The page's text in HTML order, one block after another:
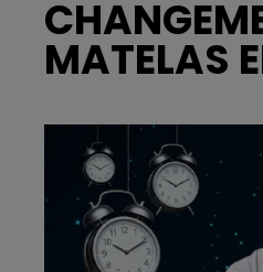
MATELAS